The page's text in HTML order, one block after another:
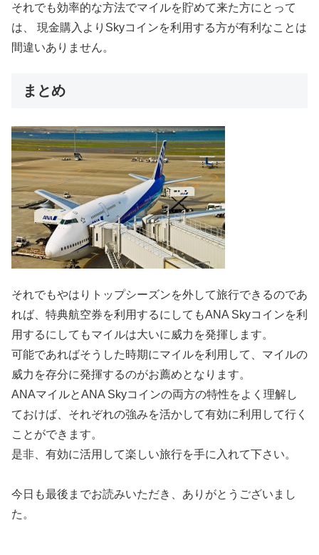
それでも効率的な方法でマイルを貯めて来た方にとって
は、 現金購入よりSkyコインを利用する方が有利なことは
間違いありません。
まとめ
それでもやはりトップシーズンを外して旅行できるのであ
れば、特典航空券を利用するにしてもANA Skyコインを利
用するにしてもマイルは大いに威力を発揮します。
可能であればそうした時期にマイルを利用して、マイルの
威力を存分に発揮するのがお薦めとなります。
ANAマイルとANA Skyコインの両方の特性をよく理解し
ておけば、それぞれの強みを活かして有効に利用して行く
ことができます。
是非、有効に活用して楽しい旅行を手に入れて下さい。
今日も最後までお読みいただき、ありがとうございまし
た。